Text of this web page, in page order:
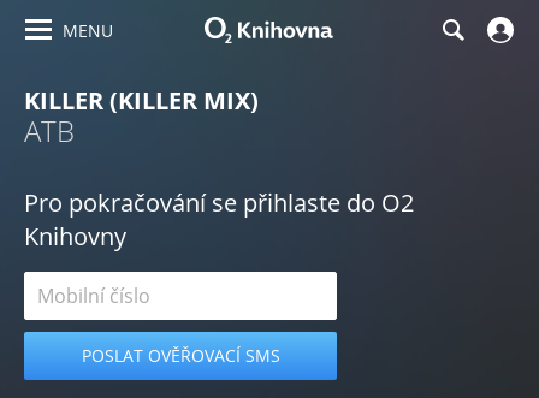
MENU
KILLER (KILLER MIX)
ATB
Pro pokračování se přihlaste do O2
Knihovny